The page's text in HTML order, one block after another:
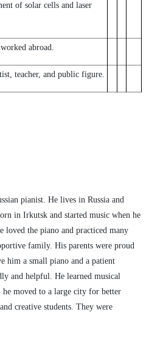
of solar cells and laser
abroad.
teacher, and public figure.
pianist. He lives in Russia and
in Irkutsk and started music when he
loved the piano and practiced many
family. His parents were proud
him a small piano and a patient
and helpful. He learned musical
he moved to a large city for better
creative students. They were